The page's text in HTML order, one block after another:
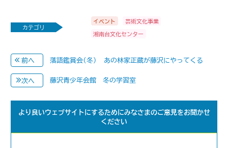
カテゴリ
イベント 芸術文化事業
湘南台文化センター
前へ 落語鑑賞会(冬) -あの林家正蔵が藤沢にやってくる-
次へ 藤沢青少年会館 冬の学習室
より良いウェブサイトにするためにみなさまのご意見をお聞かせ
ください